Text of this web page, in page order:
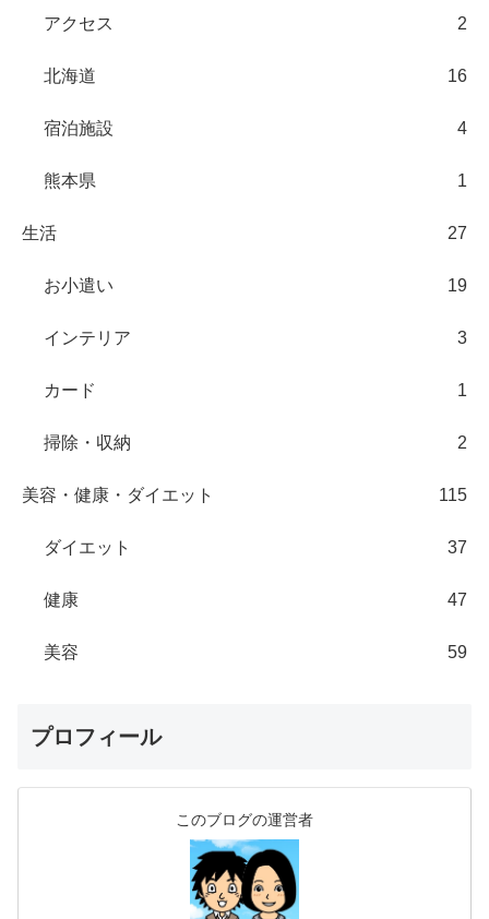
アクセス 2
北海道 16
宿泊施設 4
熊本県 1
生活 27
お小遣い 19
インテリア 3
カード 1
掃除・収納 2
美容・健康・ダイエット 115
ダイエット 37
健康 47
美容 59
プロフィール
このブログの運営者